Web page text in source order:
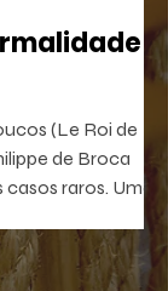
(Le Roi de
de Broca
raros. Uma
Um filme
fica no